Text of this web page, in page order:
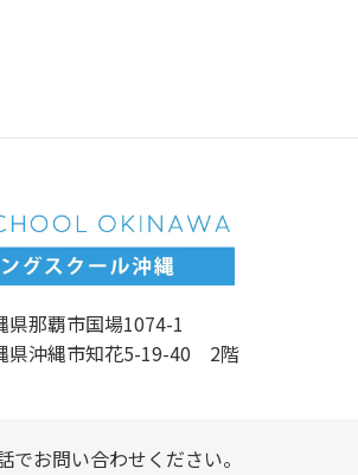
k
那覇市国場1074-1
県沖縄市知花5-19-40 2階
でお問い合わせください。